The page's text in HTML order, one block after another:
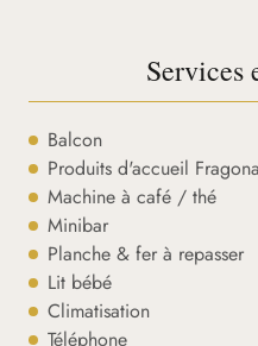
Services
Balcon
Produits d'accueil
Machine à café / thé
Minibar
Planche & fer à repasser
Lit bébé
Climatisation
Téléphone